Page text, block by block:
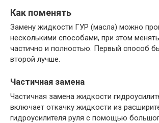
Как поменять
Замену жидкости ГУР (масла) можно
несколькими способами, при этом
частично и полностью. Первый способ
второй лучше.
Частичная замена
Частичная замена жидкости
включает откачку жидкости из
гидроусилителя руля с помощью